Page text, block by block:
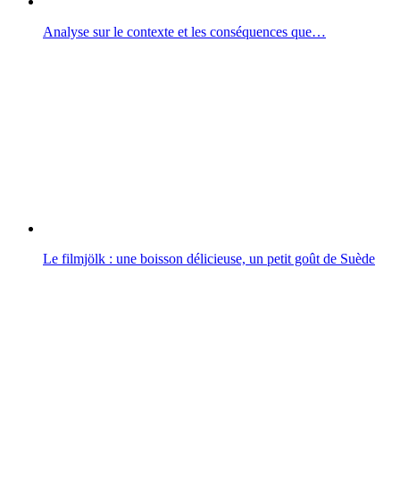
Analyse sur le contexte et les conséquences que…
Le filmjölk : une boisson délicieuse, un petit goût de Suède